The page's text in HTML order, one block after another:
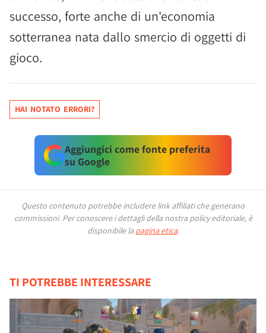
successo, forte anche di un'economia
sotterranea nata dallo smercio di oggetti di
gioco.
HAI NOTATO ERRORI?
Aggiungici come fonte preferita
su Google
Questo contenuto potrebbe includere link affiliati che generano
commissioni. Per conoscere i dettagli della nostra policy editoriale, è
disponibile la pagina etica.
TI POTREBBE INTERESSARE